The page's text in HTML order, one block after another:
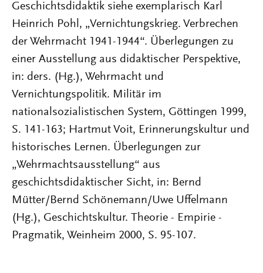
Geschichtsdidaktik siehe exemplarisch Karl
Heinrich Pohl, „Vernichtungskrieg. Verbrechen
der Wehrmacht 1941-1944“. Überlegungen zu
einer Ausstellung aus didaktischer Perspektive,
in: ders. (Hg.), Wehrmacht und
Vernichtungspolitik. Militär im
nationalsozialistischen System, Göttingen 1999,
S. 141-163; Hartmut Voit, Erinnerungskultur und
historisches Lernen. Überlegungen zur
„Wehrmachtsausstellung“ aus
geschichtsdidaktischer Sicht, in: Bernd
Mütter/Bernd Schönemann/Uwe Uffelmann
(Hg.), Geschichtskultur. Theorie - Empirie -
Pragmatik, Weinheim 2000, S. 95-107.